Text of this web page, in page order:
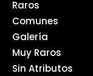
Raros
Comunes
Galería
Muy Raros
Sin Atributos